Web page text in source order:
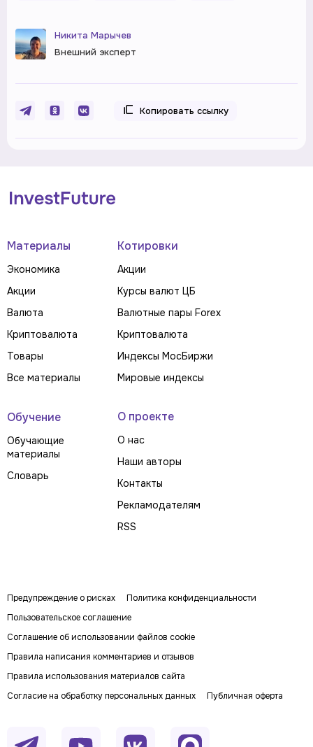
Никита Марычев
Внешний эксперт
Копировать ссылку
Материалы
Экономика
Акции
Валюта
Криптовалюта
Товары
Все материалы
Котировки
Акции
Курсы валют ЦБ
Валютные пары Forex
Криптовалюта
Индексы МосБиржи
Мировые индексы
Обучение
Обучающие
материалы
Словарь
О проекте
О нас
Наши авторы
Контакты
Рекламодателям
RSS
Предупреждение о рисках
Политика конфиденциальности
Пользовательское соглашение
Соглашение об использовании файлов cookie
Правила написания комментариев и отзывов
Правила использования материалов сайта
Согласие на обработку персональных данных
Публичная оферта